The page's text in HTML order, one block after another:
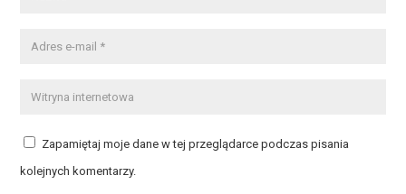
Zapamiętaj moje dane w tej przeglądarce podczas pisania
kolejnych komentarzy.